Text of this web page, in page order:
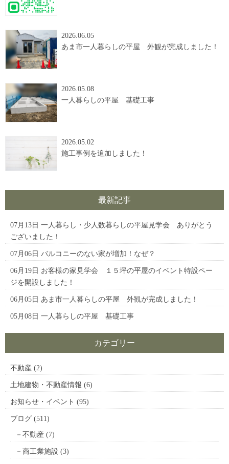
2026.06.05
あま市一人暮らしの平屋 外観が完成しました！
2026.05.08
一人暮らしの平屋 基礎工事
2026.05.02
施工事例を追加しました！
最新記事
07月13日 一人暮らし・少人数暮らしの平屋見学会 ありがとう
ございました！
07月06日 バルコニーのない家が増加！なぜ？
06月19日 お客様の家見学会 １５坪の平屋のイベント特設ペー
ジを開設しました！
06月05日 あま市一人暮らしの平屋 外観が完成しました！
05月08日 一人暮らしの平屋 基礎工事
カテゴリー
不動産 (2)
土地建物・不動産情報 (6)
お知らせ・イベント (95)
ブログ (511)
不動産 (7)
商工業施設 (3)